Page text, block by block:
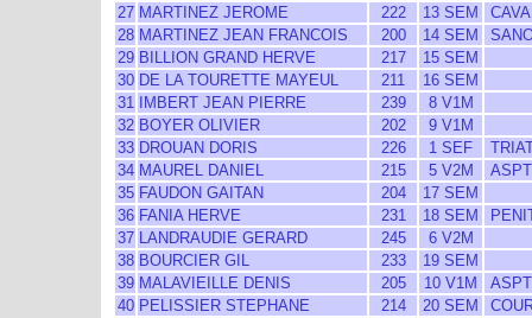
27 MARTINEZ JEROME 222 13 SEM
28 MARTINEZ JEAN FRANCOIS 200 14 SEM
29 BILLION GRAND HERVE 217
15 SEM
30 DE LA TOURETTE MAYEUL 211
16 SEM
31
IMBERT JEAN PIERRE 239
8 V1M
32 BOYER OLIVIER 202
9 V1M
33 DROUAN DORIS 226 1 SEF
34 MAUREL DANIEL 215 5 V2M
35 FAUDON GAITAN 204
17 SEM
36 FANIA HERVE 231 18 SEM
37 LANDRAUDIE GERARD 245
6 V2M
38 BOURCIER GIL 233
19 SEM
39 MALAVIEILLE DENIS 205 10 V1M
40 PELISSIER STEPHANE 214 20 SEM